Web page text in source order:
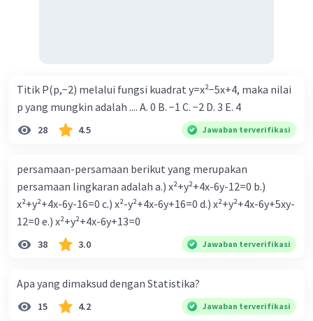
Titik P(p,−2) melalui fungsi kuadrat y=x²−5x+4, maka nilai
p yang mungkin adalah .... A. 0 B. −1 C. −2 D. 3 E. 4
28 4.5 Jawaban terverifikasi
persamaan-persamaan berikut yang merupakan
persamaan lingkaran adalah a.) x²+y²+4x-6y-12=0 b.)
x²+y²+4x-6y-16=0 c.) x²-y²+4x-6y+16=0 d.) x²+y²+4x-6y+5xy-
12=0 e.) x²+y²+4x-6y+13=0
38 3.0 Jawaban terverifikasi
Apa yang dimaksud dengan Statistika?
15 4.2 Jawaban terverifikasi